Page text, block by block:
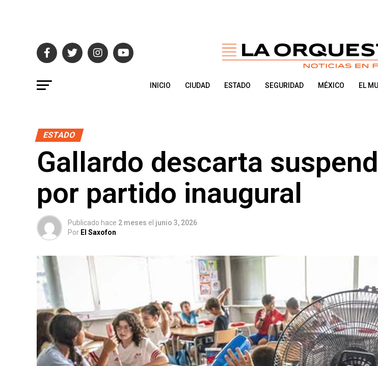
INICIO CIUDAD ESTADO SEGURIDAD MÉXICO EL
ESTADO
Gallardo descarta
por partido inaugural
Publicado hace 2 meses el junio 3, 2026
Por El Saxofon